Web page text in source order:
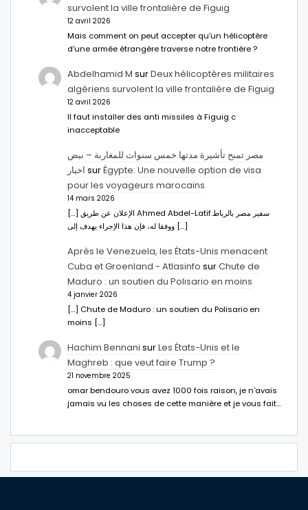
survolent la ville frontalière de Figuig
12 avril 2026
Mais comment on peut accepter qu’un hélicoptère
d’une armée étrangère traverse notre frontière ?
Abdelhamid M surDeux hélicoptères militaires
algériens survolent la ville frontalière de Figuig
12 avril 2026
Il faut installer des anti missiles à Figuig c
inacceptable
مصر تمنح تأشيرة مدتها خمس سنوات للمغاربة – نبض
اخبار surÉgypte: Une nouvelle option de visa
pour les voyageurs marocains
14 mars 2026
[…] الإعلان عن طريق Ahmed Abdel-Latifسفير مصر بالرباط.
ووفقا له، فإن هذا الإجراء يهدف إلى […]
Après le Venezuela, les États-Unis menacent
Cuba et Groenland - Atlasinfo surChute de
Maduro : un soutien du Polisario en moins
4 janvier 2026
[…] Chute de Maduro : un soutien du Polisario en
moins […]
Hachim Bennani surLes États-Unis et le
Maghreb : que veut faire Trump ?
21 novembre 2025
omar bendouro vous avez 1000 fois raison, je n'avais
jamais vu les choses de cette manière et je vous fait…